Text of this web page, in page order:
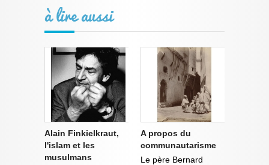
à lire aussi
Alain Finkielkraut,
l'islam et les
musulmans
A propos du
communautarisme
Le père Bernard